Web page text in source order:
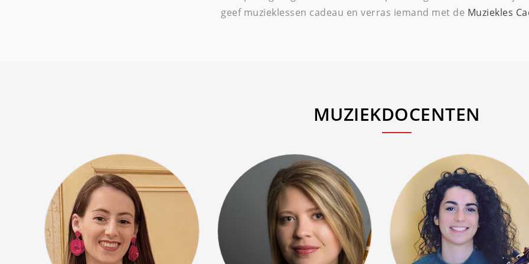
geef muzieklessen cadeau en verras iemand met de Muziekles
MUZIEKDOCENTEN